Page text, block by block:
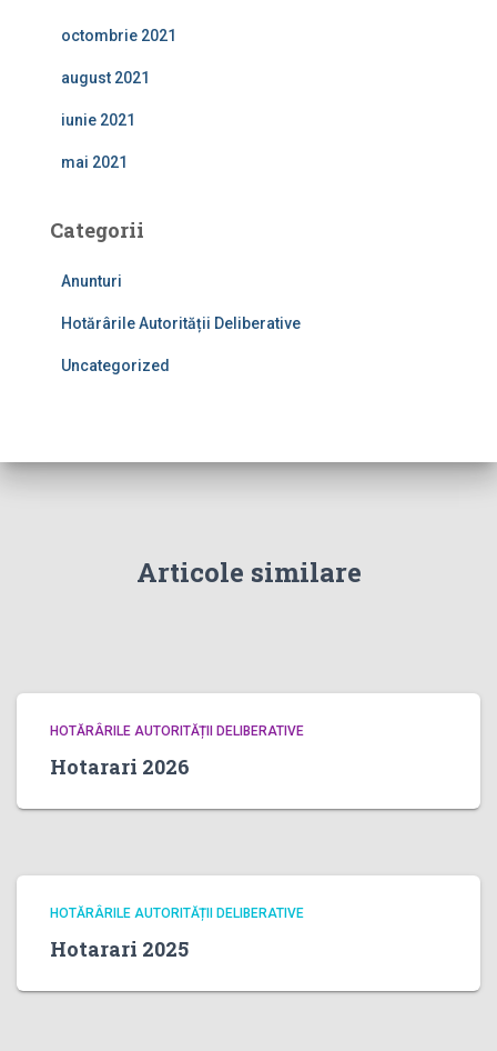
octombrie 2021
august 2021
iunie 2021
mai 2021
Categorii
Anunturi
Hotărârile Autorității Deliberative
Uncategorized
Articole similare
HOTĂRÂRILE AUTORITĂȚII DELIBERATIVE
Hotarari 2026
HOTĂRÂRILE AUTORITĂȚII DELIBERATIVE
Hotarari 2025